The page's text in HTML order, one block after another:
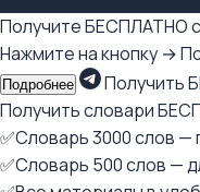
Получите БЕСПЛАТНО
Нажмите на кнопку →
Подробнее
Получить
Получить словари
✅Словарь 3000 слов —
✅Словарь 500 слов —